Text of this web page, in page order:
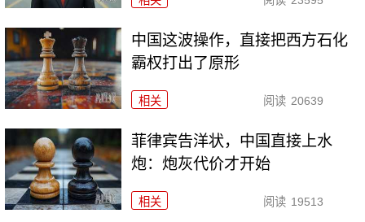
中国这波操作，直接把西方石化
霸权打出了原形
相关 阅读 20639
菲律宾告洋状，中国直接上水
炮：炮灰代价才开始
相关 阅读 19513